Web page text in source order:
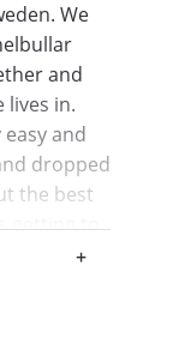
We
and
lives in.
and
dropped
the best
getting to
+